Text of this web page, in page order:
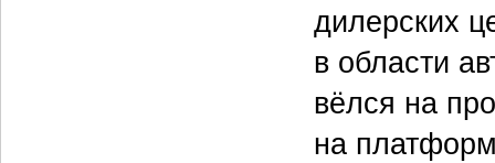
дилерских
в области
вёлся на
на